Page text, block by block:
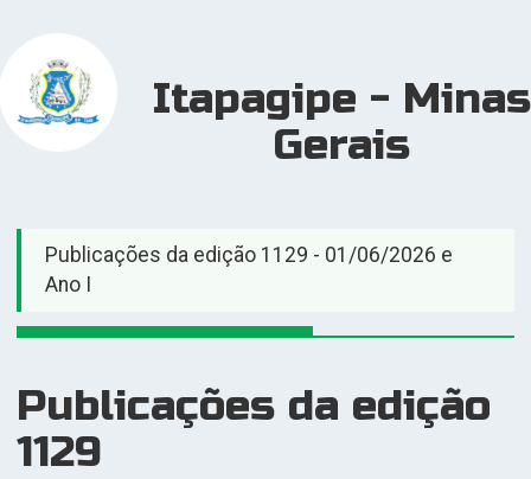
Itapagipe - Minas
Gerais
Publicações da edição 1129 - 01/06/2026 e
Ano I
Publicações da edição
1129